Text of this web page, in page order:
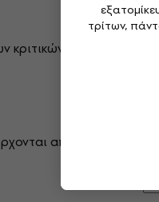
τρίτων,
8
3
από